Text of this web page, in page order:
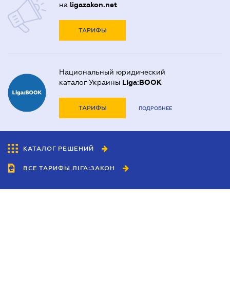
на ligazakon.net
ТАРИФЫ
Национальный юридический
каталог Украины Liga:BOOK
ТАРИФЫ ПОДРОБНЕЕ
КАТАЛОГ РЕШЕНИЙ
ВСЕ ТАРИФЫ ЛІГА:ЗАКОН